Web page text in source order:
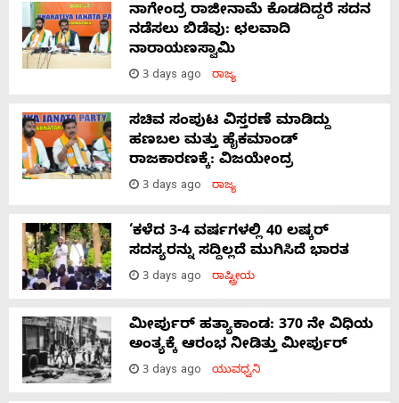
ನಾಗೇಂದ್ರ ರಾಜೀನಾಮೆ ಕೊಡದಿದ್ದರೆ ಸದನ
ನಡೆಸಲು ಬಿಡೆವು: ಛಲವಾದಿ
ನಾರಾಯಣಸ್ವಾಮಿ
3 days ago ರಾಜ್ಯ
ಸಚಿವ ಸಂಪುಟ ವಿಸ್ತರಣೆ ಮಾಡಿದ್ದು
ಹಣಬಲ ಮತ್ತು ಹೈಕಮಾಂಡ್
ರಾಜಕಾರಣಕ್ಕೆ: ವಿಜಯೇಂದ್ರ
3 days ago ರಾಜ್ಯ
‘ಕಳೆದ 3-4 ವರ್ಷಗಳಲ್ಲಿ 40 ಲಷ್ಕರ್
ಸದಸ್ಯರನ್ನು ಸದ್ದಿಲ್ಲದೆ ಮುಗಿಸಿದೆ ಭಾರತ
3 days ago ರಾಷ್ಟ್ರೀಯ
ಮೀರ್ಪುರ್ ಹತ್ಯಾಕಾಂಡ: 370 ನೇ ವಿಧಿಯ
ಅಂತ್ಯಕ್ಕೆ ಆರಂಭ ನೀಡಿತ್ತು ಮೀರ್ಪುರ್
3 days ago ಯುವಧ್ವನಿ